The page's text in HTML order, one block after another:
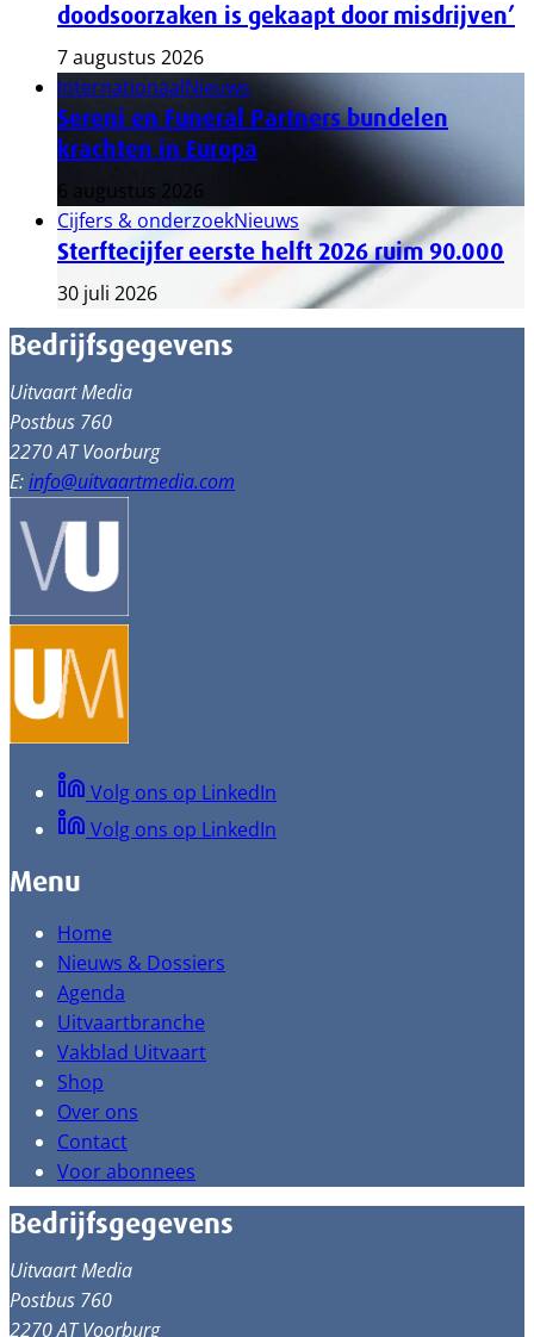
doodsoorzaken is gekaapt door misdrijven’
7 augustus 2026
InternationaalNieuws
Sereni en Funeral Partners bundelen
krachten in Europa
6 augustus 2026
Cijfers & onderzoekNieuws
Sterftecijfer eerste helft 2026 ruim 90.000
30 juli 2026
Bedrijfsgegevens
Uitvaart Media
Postbus 760
2270 AT Voorburg
E:info@uitvaartmedia.com
Volg ons op LinkedIn
Volg ons op LinkedIn
Menu
Home
Nieuws & Dossiers
Agenda
Uitvaartbranche
Vakblad Uitvaart
Shop
Over ons
Contact
Voor abonnees
Bedrijfsgegevens
Uitvaart Media
Postbus 760
2270 AT Voorburg